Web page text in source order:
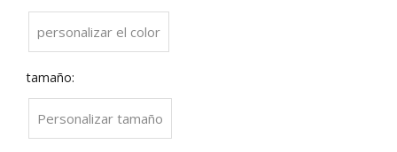
personalizar el color
tamaño:
Personalizar tamaño